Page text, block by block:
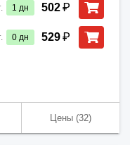
1 дн 502₽
0 дн 529₽
Цены (32)